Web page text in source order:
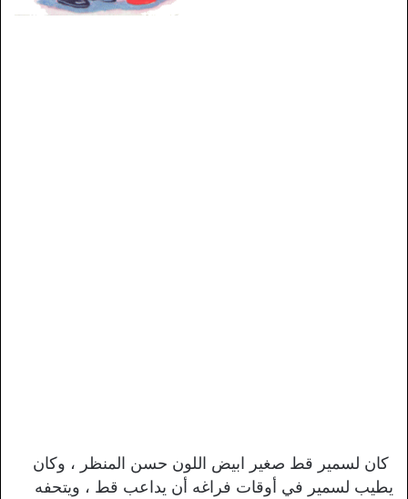
كان لسمير قط صغير ابيض اللون حسن المنظر ، وكان
يطيب لسمير في أوقات فراغه أن يداعب قط ، ويتحفه